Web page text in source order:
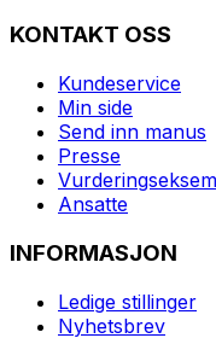
KONTAKT OSS
Kundeservice
Min side
Send inn manus
Presse
Ansatte
INFORMASJON
Ledige stillinger
Nyhetsbrev